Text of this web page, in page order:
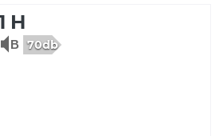
H
70db